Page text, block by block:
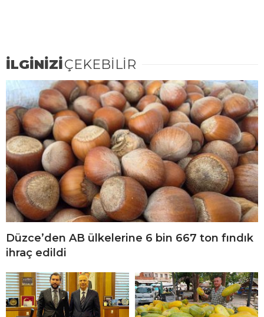
İLGİNİZİÇEKEBİLİR
Düzce’den AB ülkelerine 6 bin 667 ton fındık
ihraç edildi